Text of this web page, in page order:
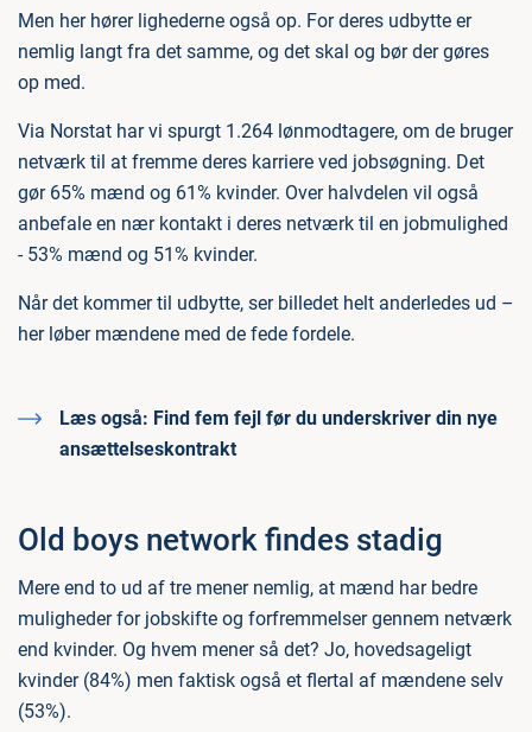
Men her hører lighederne også op. For deres udbytte er
nemlig langt fra det samme, og det skal og bør der gøres
op med.
Via Norstat har vi spurgt 1.264 lønmodtagere, om de bruger
netværk til at fremme deres karriere ved jobsøgning. Det
gør 65% mænd og 61% kvinder. Over halvdelen vil også
anbefale en nær kontakt i deres netværk til en jobmulighed
- 53% mænd og 51% kvinder.
Når det kommer til udbytte, ser billedet helt anderledes ud –
her løber mændene med de fede fordele.
Læs også: Find fem fejl før du underskriver din nye
ansættelseskontrakt
Old boys network findes stadig
Mere end to ud af tre mener nemlig, at mænd har bedre
muligheder for jobskifte og forfremmelser gennem netværk
end kvinder. Og hvem mener så det? Jo, hovedsageligt
kvinder (84%) men faktisk også et flertal af mændene selv
(53%).